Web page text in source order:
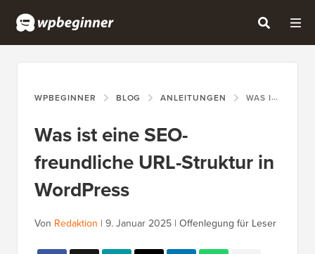
WPBEGINNER BLOG ANLEITUNGEN WAS IST EINE SEO-FREUNDLICHE URL-STRUKTUR IN WORDPRESS
Was ist eine SEO-
freundliche URL-Struktur in
WordPress
Von Redaktion | 9. Januar 2025 | Offenlegung für Leser